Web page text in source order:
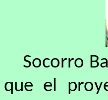
Socorro
que el